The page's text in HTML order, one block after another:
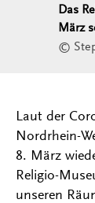
Das
März
©
Laut der
Nordrhein-
8. März
Religio-
unseren